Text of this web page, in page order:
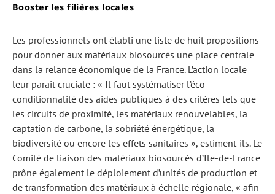
Booster les filières locales
Les professionnels ont établi une liste de huit propositions
pour donner aux matériaux biosourcés une place centrale
dans la relance économique de la France. L’action locale
leur paraît cruciale : « Il faut systématiser l’éco-
conditionnalité des aides publiques à des critères tels que
les circuits de proximité, les matériaux renouvelables, la
captation de carbone, la sobriété énergétique, la
biodiversité ou encore les effets sanitaires », estiment-ils. Le
Comité de liaison des matériaux biosourcés d’Ile-de-France
prône également le déploiement d’unités de production et
de transformation des matériaux à échelle régionale, « afin